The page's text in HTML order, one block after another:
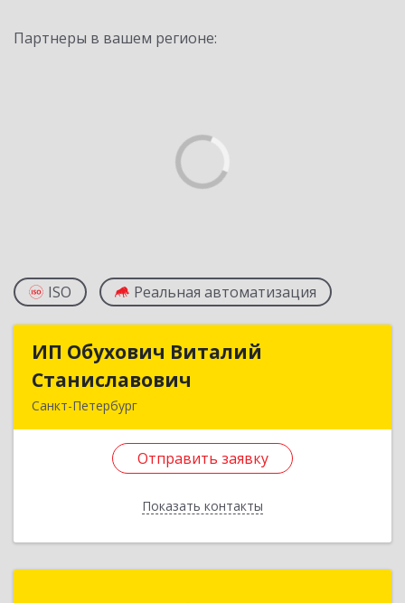
Партнеры в вашем регионе:
ISO Реальная автоматизация
ИП Обухович Виталий
Станиславович
Санкт-Петербург
Отправить заявку
Показать контакты
ИП Обухович Виталий
дом № 43, корпус 1, кв.93
Компания "Информ-Сервис"